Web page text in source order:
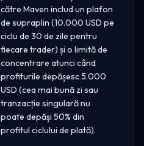
către Maven includ un plafon
de supraplin (10.000 USD pe
ciclu de 30 de zile pentru
fiecare trader) și o limită de
concentrare atunci când
profiturile depășesc 5.000
USD (cea mai bună zi sau
tranzacție singulară nu
poate depăși 50% din
profitul ciclului de plată).